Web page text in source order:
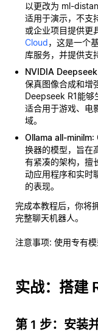
以更改为 ml-
适用于演示，不支
或企业项目提供更
Cloud，这是一个
库服务，并提供支
NVIDIA Deepseek
保真图像合成和增
Deepseek R1能够
适合用于游戏、电
域。
Ollama all-minilm:
换器的模型，旨在
有紧凑的架构，擅
动应用程序和实时
的表现。
完成本教程后，你将
完整聊天机器人。
注意事项: 使用专有
实战：搭建
第 1 步：安装